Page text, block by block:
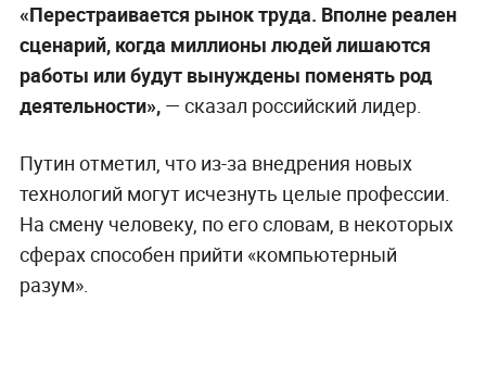
«Перестраивается рынок труда. Вполне реален
сценарий, когда миллионы людей лишаются
работы или будут вынуждены поменять род
деятельности»,— сказал российский лидер.
Путин отметил, что из-за внедрения новых
технологий могут исчезнуть целые профессии.
На смену человеку, по его словам, в некоторых
сферах способен прийти «компьютерный
разум».